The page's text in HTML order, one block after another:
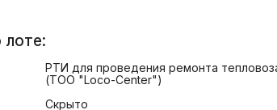
лоте:
РТИ для проведения ремонта
(ТОО "Loco-Center")
Скрыто